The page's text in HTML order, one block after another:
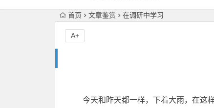
首页 文章鉴赏 在调研中学习
A+
今天和昨天都一样，下着大雨，在这样